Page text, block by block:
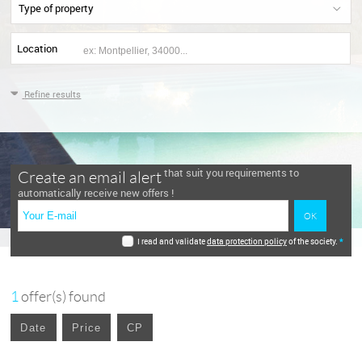
Type of property
Location
Refine results
Create an email alertthat suit you requirements to
automatically receive new offers !
I read and validatedata protection policyof the society. *
1 offer(s) found
Date Price CP